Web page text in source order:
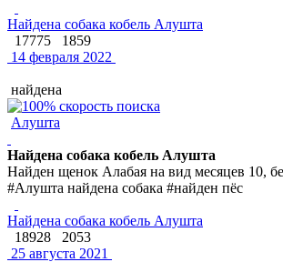
Найдена собака кобель Алушта
17775
1859
14 февраля 2022
найдена
Алушта
Найдена собака кобель Алушта
Найден щенок Алабая на вид месяцев 10,
#Алушта найдена собака #найден пёс
Найдена собака кобель Алушта
18928
2053
25 августа 2021